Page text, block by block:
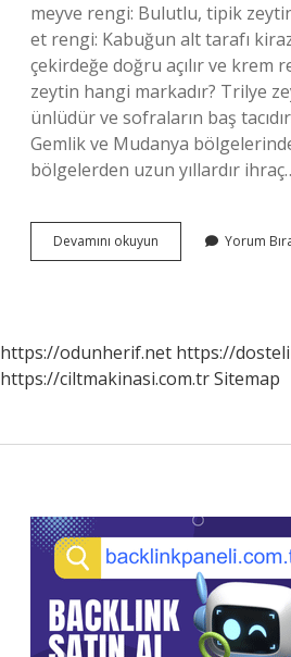
meyve rengi: Bulutlu, tipik
et rengi: Kabuğun alt tarafı
çekirdeğe doğru açılır ve krem
zeytin hangi markadır? Trilye
ünlüdür ve sofraların baş
Gemlik ve Mudanya
bölgelerden uzun yıllardır
Devamını okuyun
Zeytini
Yorum
https://odunherif.net https://
https://ciltmakinasi.com.trSitemap
Sidebar